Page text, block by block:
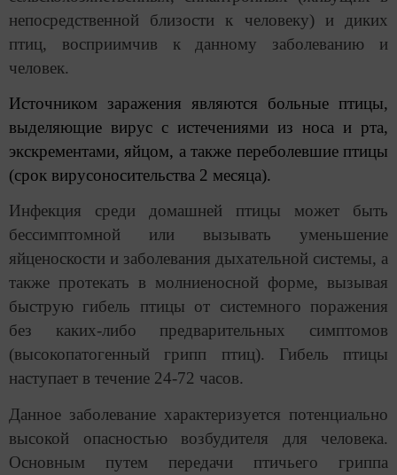
непосредственной близости к человеку) и диких
птиц, восприимчив к данному заболеванию и
человек.
Источником заражения являются больные птицы,
выделяющие вирус с истечениями из носа и рта,
экскрементами, яйцом, а также переболевшие птицы
(срок вирусоносительства 2 месяца).
Инфекция среди домашней птицы может быть
бессимптомной или вызывать уменьшение
яйценоскости и заболевания дыхательной системы, а
также протекать в молниеносной форме, вызывая
быструю гибель птицы от системного поражения
без каких-либо предварительных симптомов
(высокопатогенный грипп птиц). Гибель птицы
наступает в течение 24-72 часов.
Данное заболевание характеризуется потенциально
высокой опасностью возбудителя для человека.
Основным путем передачи птичьего гриппа